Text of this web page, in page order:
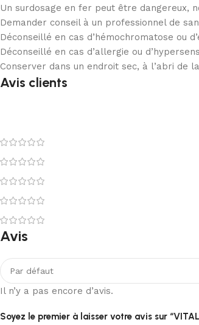
Un surdosage en fer peut être dangereux,
Demander conseil à un professionnel de
Déconseillé en cas d’hémochromatose ou
Déconseillé en cas d’allergie ou
Conserver dans un endroit sec, à l’abri de
Avis clients
Avis
Il n’y a pas encore d’avis.
Soyez le premier à laisser votre avis sur “VITAL